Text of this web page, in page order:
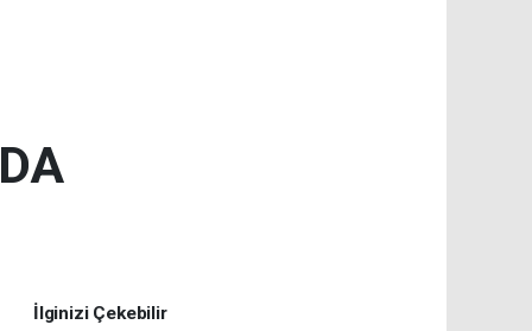
İlginizi Çekebilir